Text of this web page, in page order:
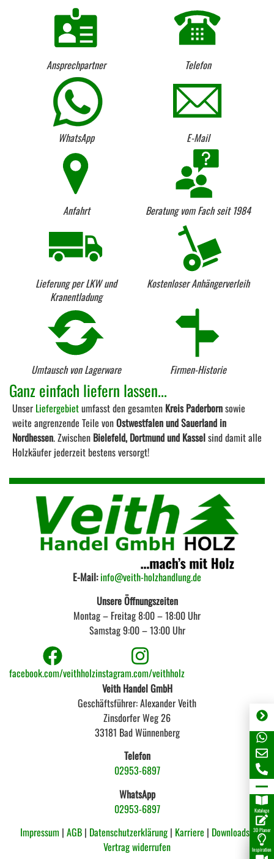
Ansprechpartner Telefon
WhatsApp E-Mail
Anfahrt Beratung vom Fach seit 1984
Lieferung per LKW und
Kranentladung
Kostenloser Anhängerverleih
Umtausch von Lagerware Firmen-Historie
Ganz einfach liefern lassen...
Unser Liefergebietumfasst den gesamten Kreis Paderbornsowie
weite angrenzende Teile vonOstwestfalen und Sauerland in
Nordhessen. Zwischen Bielefeld, Dortmund und Kasselsind damit alle
Holzkäufer jederzeit bestens versorgt!
Veith Handel GmbH
Geschäftsführer: Alexander Veith
Zinsdorfer Weg 26
33181 Bad Wünnenberg
Telefon
02953-6897
WhatsApp
02953-6897
E-Mail:info@veith-holzhandlung.de
Unsere Öffnungszeiten
Montag – Freitag 8:00 – 18:00 Uhr
Samstag 9:00 – 13:00 Uhr
facebook.com/veithholzinstagram.com/veithholz
Impressum | AGB| Datenschutzerklärung | Karriere | Downloads |
Vertrag widerrufen
Kataloge
3D Planer
Inspiration